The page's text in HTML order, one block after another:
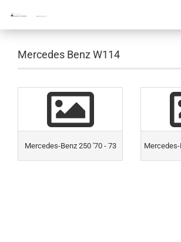
Mercedes Benz W114
Mercedes-Benz 250 '70 - 73 Mercedes-